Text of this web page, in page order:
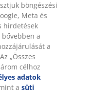
böngészési
Meta és
hirdetések
a
a
„Összes
célhoz
adatok
a süti